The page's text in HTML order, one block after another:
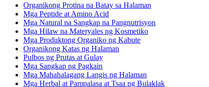
Organikong Protina na Batay sa Halaman
Mga Peptide at Amino Acid
Mga Natural na Sangkap na Pangnutrisyon
Mga Hilaw na Materyales ng Kosmetiko
Mga Produktong Organiko ng Kabute
Organikong Katas ng Halaman
Pulbos ng Prutas at Gulay
Mga Sangkap ng Pagkain
Mga Mahahalagang Langis ng Halaman
Mga Herbal at Pampalasa at Tsaa ng Bulaklak